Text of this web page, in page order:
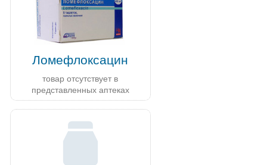
Ломефлоксацин
товар отсутствует в
представленных аптеках